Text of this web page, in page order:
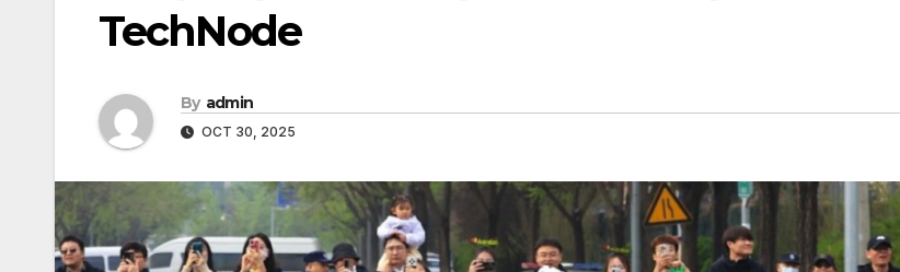
TechNode
By admin
OCT 30, 2025